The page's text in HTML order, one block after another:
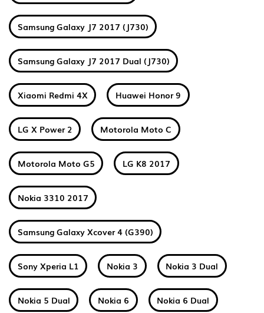
Samsung Galaxy J7 2017 (J730)
Samsung Galaxy J7 2017 Dual (J730)
Xiaomi Redmi 4X Huawei Honor 9
LG X Power 2 Motorola Moto C
Motorola Moto G5 LG K8 2017
Nokia 3310 2017
Samsung Galaxy Xcover 4 (G390)
Sony Xperia L1 Nokia 3 Nokia 3 Dual
Nokia 5 Dual Nokia 6 Nokia 6 Dual